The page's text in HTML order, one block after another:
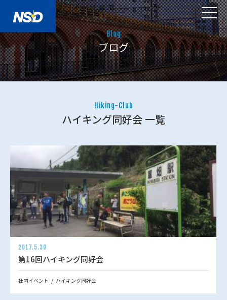
Blog
ブログ
Hiking-Club
ハイキング同好会 一覧
2017.5.30
第16回ハイキング同好会
社内イベント ハイキング同好会